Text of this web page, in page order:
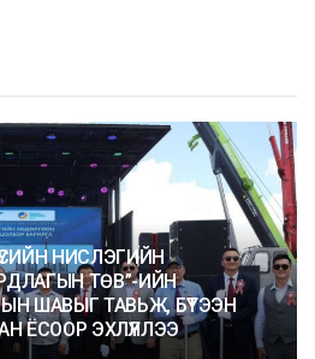
НИСЛЭГИЙН
ТӨВ”-ИЙН
ШАВЫГ ТАВЬЖ, БҮТЭЭН
ЁСООР ЭХЛҮҮЛЛЭЭ